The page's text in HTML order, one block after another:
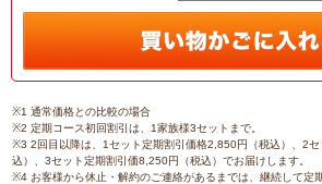
※1 通常価格との比較の場合
※2 定期コース初回割引は、1家族様3セットまで。
※3 2回目以降は、1セット定期割引価格2,850円（税込）、2
込）、3セット定期割引価8,250円（税込）でお届けします。
※4 お客様から休止・解約のご連絡があるまでは、継続して定